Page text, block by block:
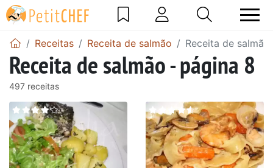
Receitas Receita de salmão Receita de
Receita de salmão - página 8
497 receitas